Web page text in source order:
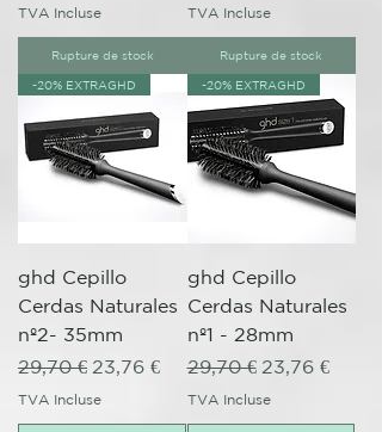
TVA Incluse
Rupture de stock
TVA Incluse
Rupture de stock
-20% EXTRAGHD
ghd Cepillo
Cerdas Naturales
nº2- 35mm
Prix original
29,70 € Prix promotionnel
23,76 €
TVA Incluse
-20% EXTRAGHD
ghd Cepillo
Cerdas Naturales
nº1 - 28mm
Prix original
29,70 € Prix
23,76 €
TVA Incluse